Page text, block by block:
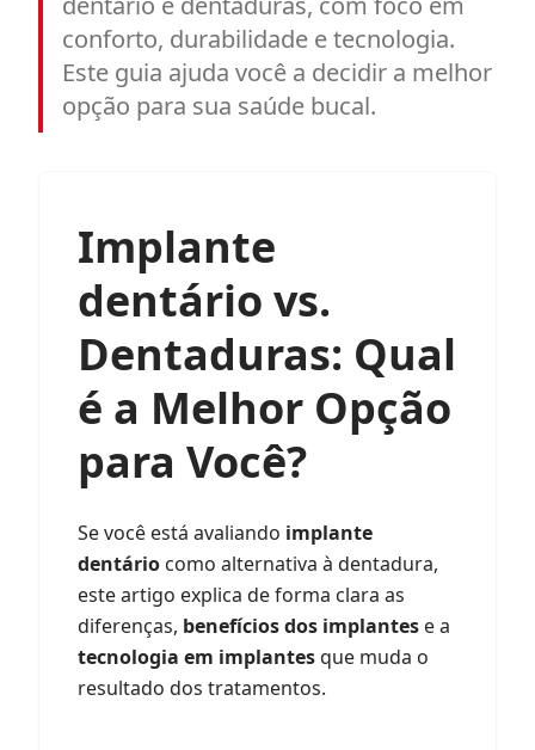
conforto, durabilidade e tecnologia.
Este guia ajuda você a decidir a melhor
opção para sua saúde bucal.
Implante
dentário vs.
Dentaduras: Qual
é a Melhor Opção
para Você?
Se você está avaliando implante
dentário como alternativa à dentadura,
este artigo explica de forma clara as
diferenças, benefícios dos implantes e a
tecnologia em implantesque muda o
resultado dos tratamentos.